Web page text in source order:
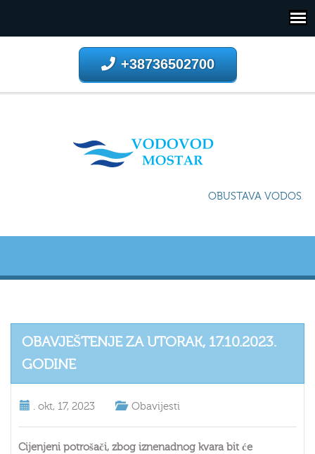
+38736502700
OBUSTAVA
OBAVJEŠTENJE ZA UTORAK, 17.10.2023.
GODINE
. okt, 17, 2023 Obavijesti
Cijenjeni potrošači, zbog iznenadnog kvara bit će